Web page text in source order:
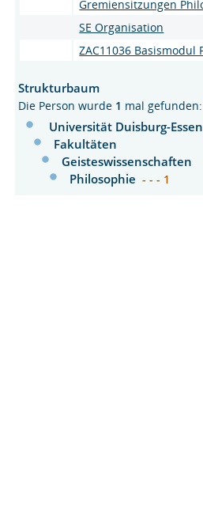
Gremiensitzungen
SE Organisation
ZAC11036
Strukturbaum
Die Person wurde 1 mal gefunden:
Universität Duisburg-Essen
Fakultäten
Geisteswissenschaften
Philosophie - - - 1